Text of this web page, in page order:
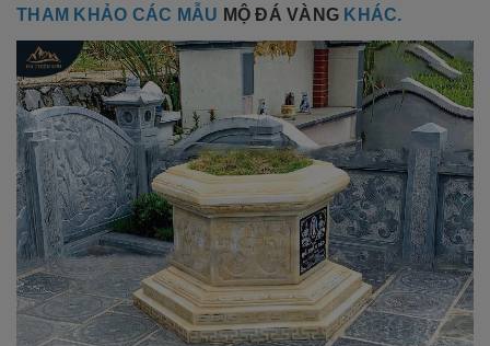
THAM KHẢO CÁC MẪU MỘ ĐÁ VÀNG KHÁC.